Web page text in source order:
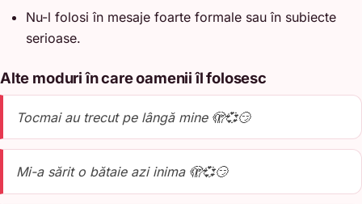
Nu-l folosi în mesaje foarte formale sau în subiecte
serioase.
Alte moduri în care oamenii îl folosesc
Tocmai au trecut pe lângă mine 🫣💞😏
Mi-a sărit o bătaie azi inima 🫣💞😏